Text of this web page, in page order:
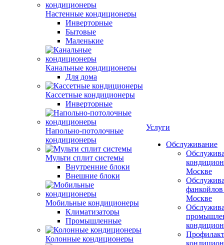
Настенные кондиционеры
Инверторные
Бытовые
Маленькие
Канальные кондиционеры
Для дома
Кассетные кондиционеры
Инверторные
Напольно-потолочные
кондиционеры
Мульти сплит системы
Внутренние блоки
Внешние блоки
Мобильные кондиционеры
Климатизаторы
Промышленные
Колонные кондиционеры
Услуги
Обслуживание
Москве
Москве